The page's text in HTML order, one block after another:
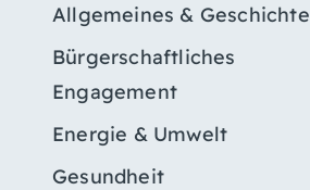
Allgemeines & Geschichte
Bürgerschaftliches
Engagement
Energie & Umwelt
Gesundheit